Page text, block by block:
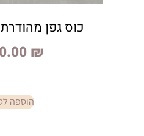
כוס גפן
₪
הוספה